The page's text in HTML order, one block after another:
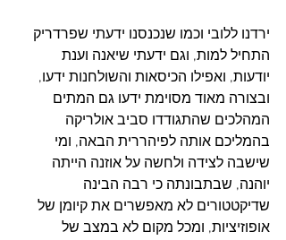
ירדנו ללובי וכמו שנכנסנו ידעתי שפרדריק
התחיל למות, וגם ידעתי שיאנה וענת
יודעות, ואפילו הכיסאות והשולחנות ידעו,
ובצורה מאוד מסוימת ידעו גם המתים
המהלכים שהתגודדו סביב אולריקה
בהמליכם אותה לפיהררית הבאה, ומי
שישבה לצידה ולחשה על אוזנה הייתה
יוהנה, שבתבונתה כי רבה הבינה
שדיקטטורים לא מאפשרים את קיומן של
אופוזיציות, ומכל מקום לא במצב של